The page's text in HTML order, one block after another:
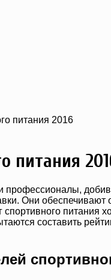
питания 2016
питания
профессионалы,
Они
спортивного питания
составить